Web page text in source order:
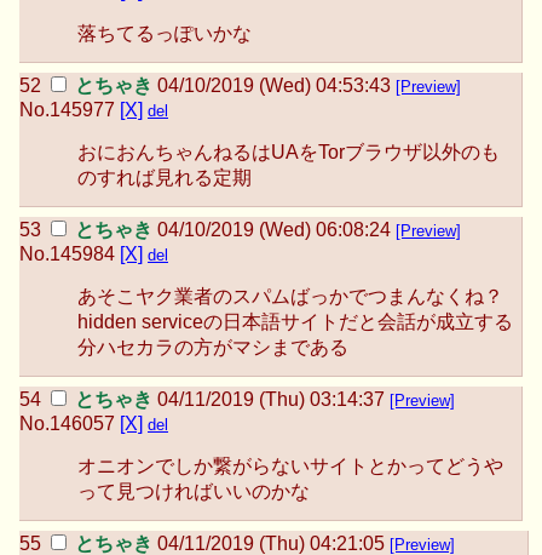
落ちてるっぽいかな
とちゃき 04/10/2019 (Wed) 04:53:43 [Preview]
No.145977 [X] del
おにおんちゃんねるはUAをTorブラウザ以外のも
のすれば見れる定期
とちゃき 04/10/2019 (Wed) 06:08:24 [Preview]
No.145984 [X] del
あそこヤク業者のスパムばっかでつまんなくね？
hidden serviceの日本語サイトだと会話が成立する
分ハセカラの方がマシまである
とちゃき 04/11/2019 (Thu) 03:14:37 [Preview]
No.146057 [X] del
オニオンでしか繋がらないサイトとかってどうや
って見つければいいのかな
とちゃき 04/11/2019 (Thu) 04:21:05 [Preview]